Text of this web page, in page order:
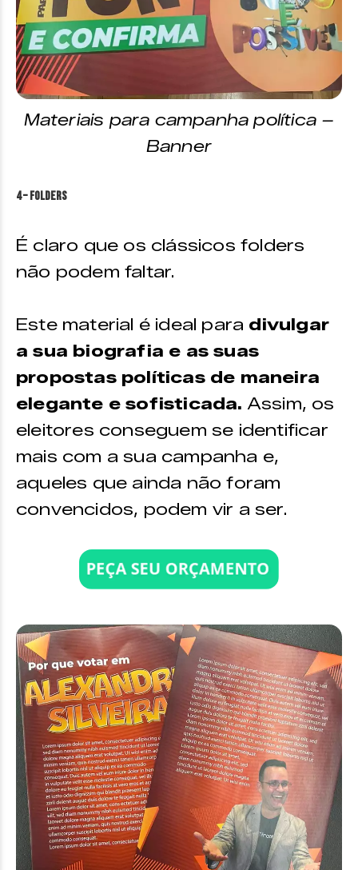
Materiais para campanha política –
Banner
4 – Folders
É claro que os clássicos folders
não podem faltar.
Este material é ideal para divulgar
a sua biografia e as suas
propostas políticas de maneira
elegante e sofisticada. Assim, os
eleitores conseguem se identificar
mais com a sua campanha e,
aqueles que ainda não foram
convencidos, podem vir a ser.